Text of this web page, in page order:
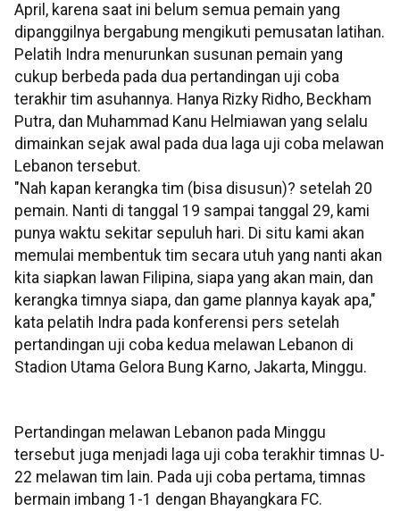
April, karena saat ini belum semua pemain yang
dipanggilnya bergabung mengikuti pemusatan latihan.
Pelatih Indra menurunkan susunan pemain yang
cukup berbeda pada dua pertandingan uji coba
terakhir tim asuhannya. Hanya Rizky Ridho, Beckham
Putra, dan Muhammad Kanu Helmiawan yang selalu
dimainkan sejak awal pada dua laga uji coba melawan
Lebanon tersebut.
"Nah kapan kerangka tim (bisa disusun)? setelah 20
pemain. Nanti di tanggal 19 sampai tanggal 29, kami
punya waktu sekitar sepuluh hari. Di situ kami akan
memulai membentuk tim secara utuh yang nanti akan
kita siapkan lawan Filipina, siapa yang akan main, dan
kerangka timnya siapa, dan game plannya kayak apa,"
kata pelatih Indra pada konferensi pers setelah
pertandingan uji coba kedua melawan Lebanon di
Stadion Utama Gelora Bung Karno, Jakarta, Minggu.
Pertandingan melawan Lebanon pada Minggu
tersebut juga menjadi laga uji coba terakhir timnas U-
22 melawan tim lain. Pada uji coba pertama, timnas
bermain imbang 1-1 dengan Bhayangkara FC.